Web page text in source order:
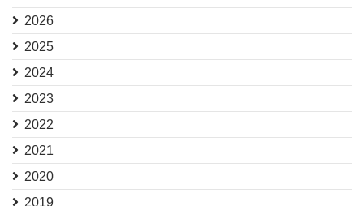
2026
2025
2024
2023
2022
2021
2020
2019